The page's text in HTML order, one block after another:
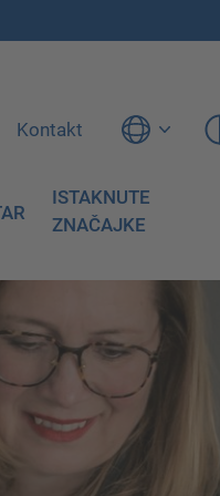
Kontakt
ISTAKNUTE
ZNAČAJKE